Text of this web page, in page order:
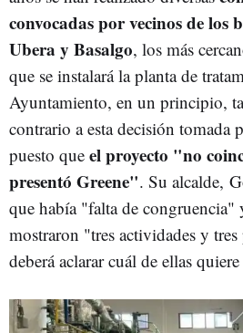
convocadas por vecinos de los
Ubera y Basalgo, los más
que se instalará la planta de
Ayuntamiento, en un principio,
contrario a esta decisión tomada
puesto que el proyecto "no
presentó Greene". Su alcalde,
que había "falta de
mostraron "tres actividades y
deberá aclarar cuál de ellas